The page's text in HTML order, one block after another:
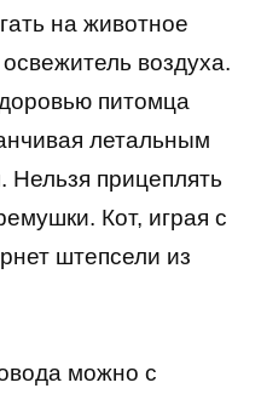
на животное
воздуха.
питомца
летальным
Нельзя прицеплять
Кот, играя с
штепсели из
можно с